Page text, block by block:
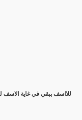
للااسف ببقي في غاية الاسف